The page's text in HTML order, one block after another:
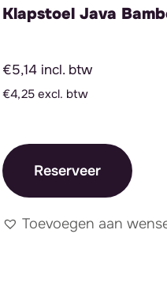
Klapstoel Java
€5,14 incl. btw
€4,25 excl. btw
Reserveer
Toevoegen aan